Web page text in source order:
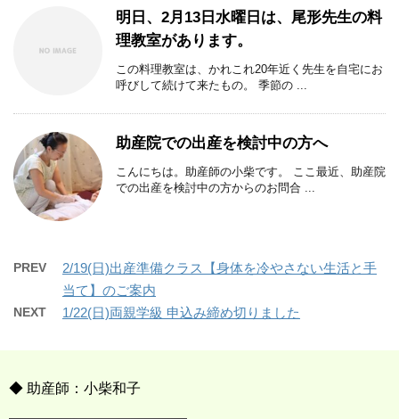
明日、2月13日水曜日は、尾形先生の料
理教室があります。
この料理教室は、かれこれ20年近く先生を自宅にお
呼びして続けて来たもの。 季節の ...
助産院での出産を検討中の方へ
こんにちは。助産師の小柴です。 ここ最近、助産院
での出産を検討中の方からのお問合 ...
PREV
2/19(日)出産準備クラス【身体を冷やさない生活と手
当て】のご案内
NEXT 1/22(日)両親学級 申込み締め切りました
◆ 助産師：小柴和子